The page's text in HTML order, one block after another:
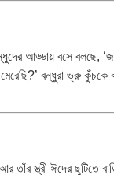
আড্ডায় বসে বলছে,
মেরেছি?’ বন্ধুরা ভ্রু
তাঁর স্ত্রী ঈদের ছুটিতে